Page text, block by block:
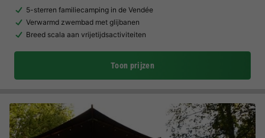
5-sterren familiecamping in de Vendée
Verwarmd zwembad met glijbanen
Breed scala aan vrijetijdsactiviteiten
Toon prijzen